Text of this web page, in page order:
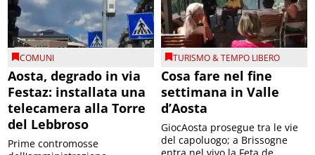
COMUNI
Aosta, degrado in via
Festaz: installata una
telecamera alla Torre
del Lebbroso
Prime contromosse
TURISMO & TEMPO LIBERO
Cosa fare nel fine
settimana in Valle
d’Aosta
GiocAosta prosegue tra le vie
del capoluogo; a Brissogne
entra nel vivo la Feta de